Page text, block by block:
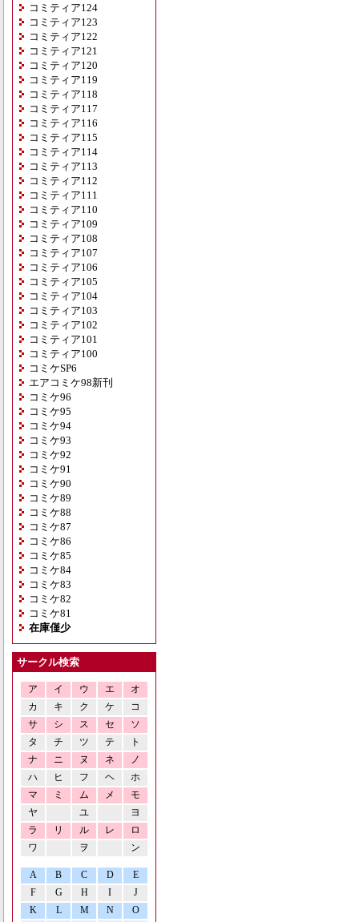
コミティア124
コミティア123
コミティア122
コミティア121
コミティア120
コミティア119
コミティア118
コミティア117
コミティア116
コミティア115
コミティア114
コミティア113
コミティア112
コミティア111
コミティア110
コミティア109
コミティア108
コミティア107
コミティア106
コミティア105
コミティア104
コミティア103
コミティア102
コミティア101
コミティア100
コミケSP6
エアコミケ98新刊
コミケ96
コミケ95
コミケ94
コミケ93
コミケ92
コミケ91
コミケ90
コミケ89
コミケ88
コミケ87
コミケ86
コミケ85
コミケ84
コミケ83
コミケ82
コミケ81
在庫僅少
サークル検索
ア イ ウ エ
オ
カ
キ ク ケ
コ
サ
シ ス セ
ソ
タ
チ ツ テ
ト
ナ
ニ ヌ ネ
ノ
ハ
ヒ フ ヘ
ホ
マ
ミ ム メ
モ
ヤ
ユ
ヨ
ラ
リ ル レ
ロ
ワ
ヲ ン
A B C D
E
F
G H I
J
K
L M N O